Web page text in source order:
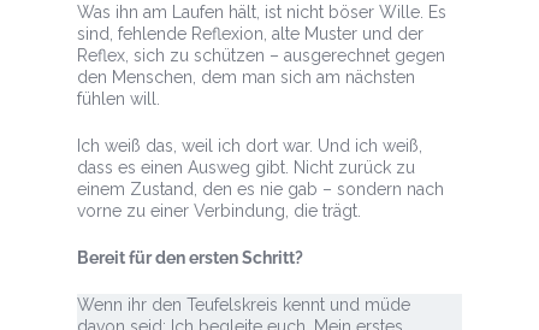
Was ihn am Laufen hält, ist nicht böser Wille. Es
sind, fehlende Reflexion, alte Muster und der
Reflex, sich zu schützen – ausgerechnet gegen
den Menschen, dem man sich am nächsten
fühlen will.
Ich weiß das, weil ich dort war. Und ich weiß,
dass es einen Ausweg gibt. Nicht zurück zu
einem Zustand, den es nie gab – sondern nach
vorne zu einer Verbindung, die trägt.
Bereit für den ersten Schritt?
Wenn ihr den Teufelskreis kennt und müde
davon seid: Ich begleite euch. Mein erstes